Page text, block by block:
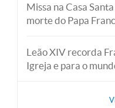
Missa na Casa
morte do Papa
Leão XIV recorda
Igreja e para o